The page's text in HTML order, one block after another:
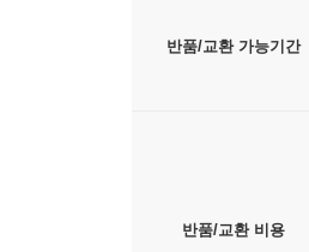
매혹적이면서도 분
싸울 수 있는지도 보여
_『사이언티픽 아메
훌륭하다. 온갖 환상
_『시드니 모닝 헤럴
베커의 냉철한 책은
반품/교환 가능기간
반품/교환 비용